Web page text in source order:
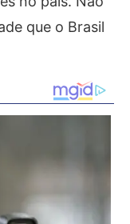
que o Brasil